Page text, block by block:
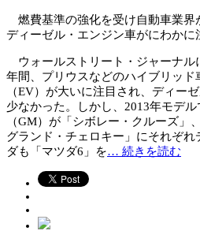
燃費基準の強化を受け自動車業界
ディーゼル・エンジン車がにわかに
ウォールストリート・ジャーナル
年間、プリウスなどのハイブリッ
（EV）が大いに注目され、ディー
少なかった。しかし、2013年モデ
（GM）が「シボレー・クルーズ」
グランド・チェロキー」にそれぞ
ダも「マツダ6」を… 続きを読む